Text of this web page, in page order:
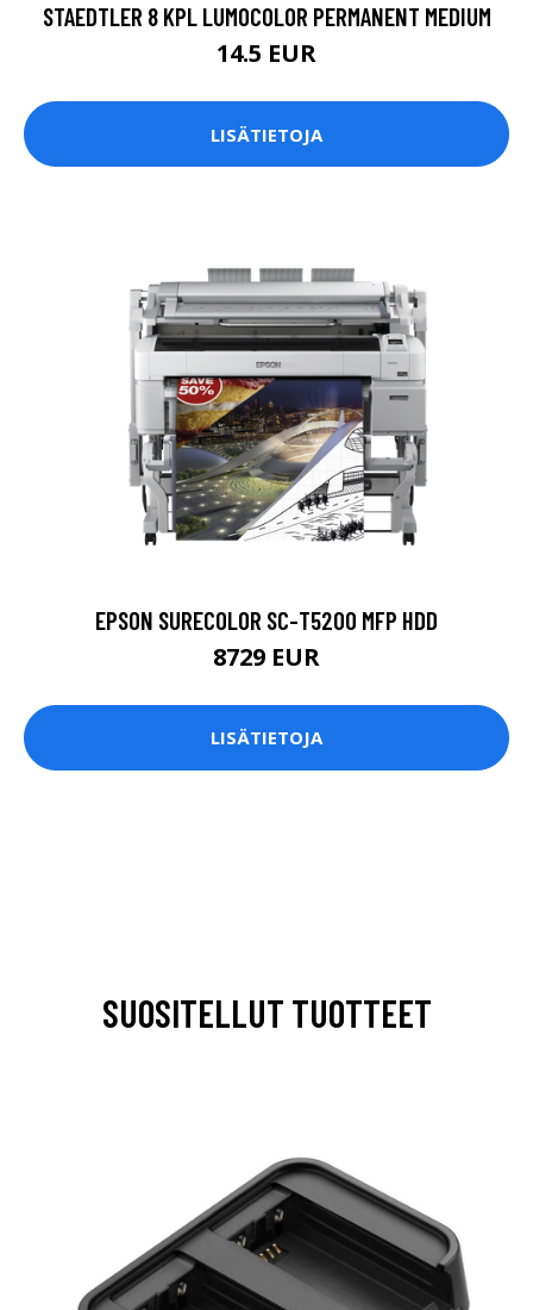
STAEDTLER 8 KPL LUMOCOLOR PERMANENT MEDIUM
14.5 EUR
LISÄTIETOJA
EPSON SURECOLOR SC-T5200 MFP HDD
8729 EUR
LISÄTIETOJA
SUOSITELLUT TUOTTEET